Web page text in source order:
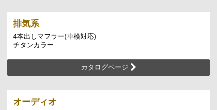
排気系
4本出しマフラー(車検対応)
チタンカラー
カタログページ
オーディオ